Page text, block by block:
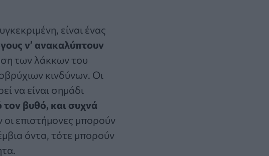
είναι ένας
ν’ ανακαλύπτουν
των λάκκων του
κινδύνων. Οι
να είναι σημάδι
βυθό, και συχνά
επιστήμονες μπορούν
όντα, τότε μπορούν